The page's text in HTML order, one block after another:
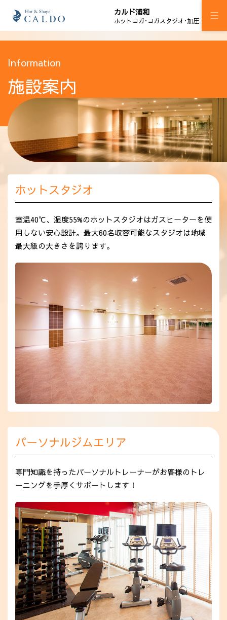
カルド浦和
ホットヨガ･ヨガスタジオ･加圧
施設案内
プログラム
スケジュール
加圧ボディメイキング
料金
法人会員
アクセス
Information
施設案内
ホットスタジオ
室温40℃、湿度55%のホットスタジオはガスヒーターを使
用しない安心設計。最大60名収容可能なスタジオは地域
最大級の大きさを誇ります。
パーソナルジムエリア
専門知識を持ったパーソナルトレーナーがお客様のトレ
ーニングを手厚くサポートします！